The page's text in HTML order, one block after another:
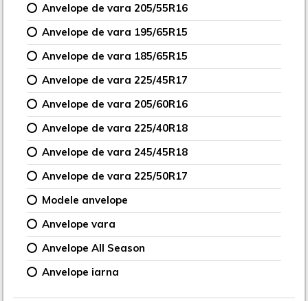
Anvelope de vara 205/55R16
Anvelope de vara 195/65R15
Anvelope de vara 185/65R15
Anvelope de vara 225/45R17
Anvelope de vara 205/60R16
Anvelope de vara 225/40R18
Anvelope de vara 245/45R18
Anvelope de vara 225/50R17
Modele anvelope
Anvelope vara
Anvelope All Season
Anvelope iarna